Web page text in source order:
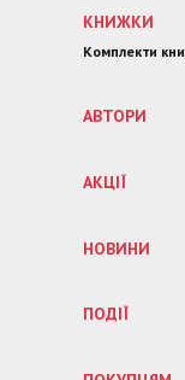
КНИЖКИ
Комплекти
АВТОРИ
АКЦІЇ
НОВИНИ
ПОДІЇ